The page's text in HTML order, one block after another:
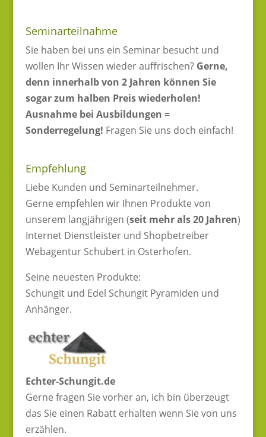
Seminarteilnahme
Sie haben bei uns ein Seminar besucht und
wollen Ihr Wissen wieder auffrischen? Gerne,
denn innerhalb von 2 Jahren können Sie
sogar zum halben Preis wiederholen!
Ausnahme bei Ausbildungen =
Sonderregelung! Fragen Sie uns doch einfach!
Empfehlung
Liebe Kunden und Seminarteilnehmer.
Gerne empfehlen wir Ihnen Produkte von
unserem langjährigen (seit mehr als 20 Jahren)
Internet Dienstleister und Shopbetreiber
Webagentur Schubert in Osterhofen.
Seine neuesten Produkte:
Schungit und Edel Schungit Pyramiden und
Anhänger.
Echter-Schungit.de
Gerne fragen Sie vorher an, ich bin überzeugt
das Sie einen Rabatt erhalten wenn Sie von uns
erzählen.